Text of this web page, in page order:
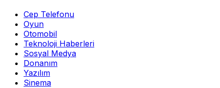
Cep Telefonu
Oyun
Otomobil
Teknoloji Haberleri
Sosyal Medya
Donanım
Yazılım
Sinema